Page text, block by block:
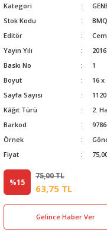
Kategori
Stok Kodu
Editör
Yayın Yılı
2016
Baskı No
1
Boyut
16 x
Sayfa Sayısı
1120
Kâğıt Türü
2.
Barkod
Örnek
Fiyat
%15
75,00 TL
63,75 TL
Gelince Haber Ver